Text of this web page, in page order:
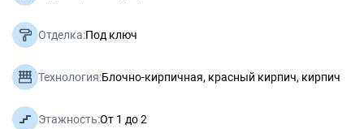
Отделка:Под ключ
Технология:Блочно-кирпичная, красный кирпич, кирпич
Этажность:От 1 до 2